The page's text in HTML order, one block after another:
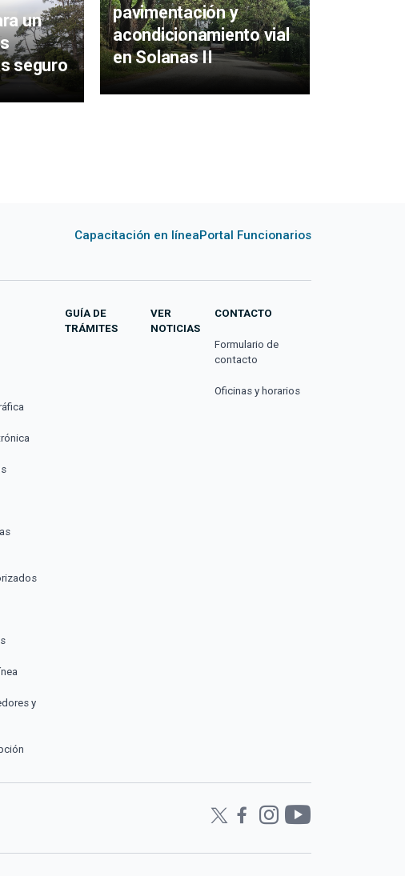
un
seguro
pavimentación y
acondicionamiento vial
en Solanas II
Capacitación en líneaPortal Funcionarios
y
GUÍA DE
TRÁMITES
VER
NOTICIAS
CONTACTO
Formulario de
contacto
Oficinas y horarios